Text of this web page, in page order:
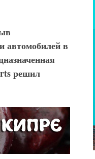
автомобилей в
решил